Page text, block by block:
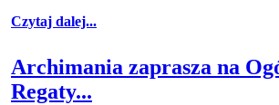
Czytaj dalej...
Archimania zaprasza na
Regaty...